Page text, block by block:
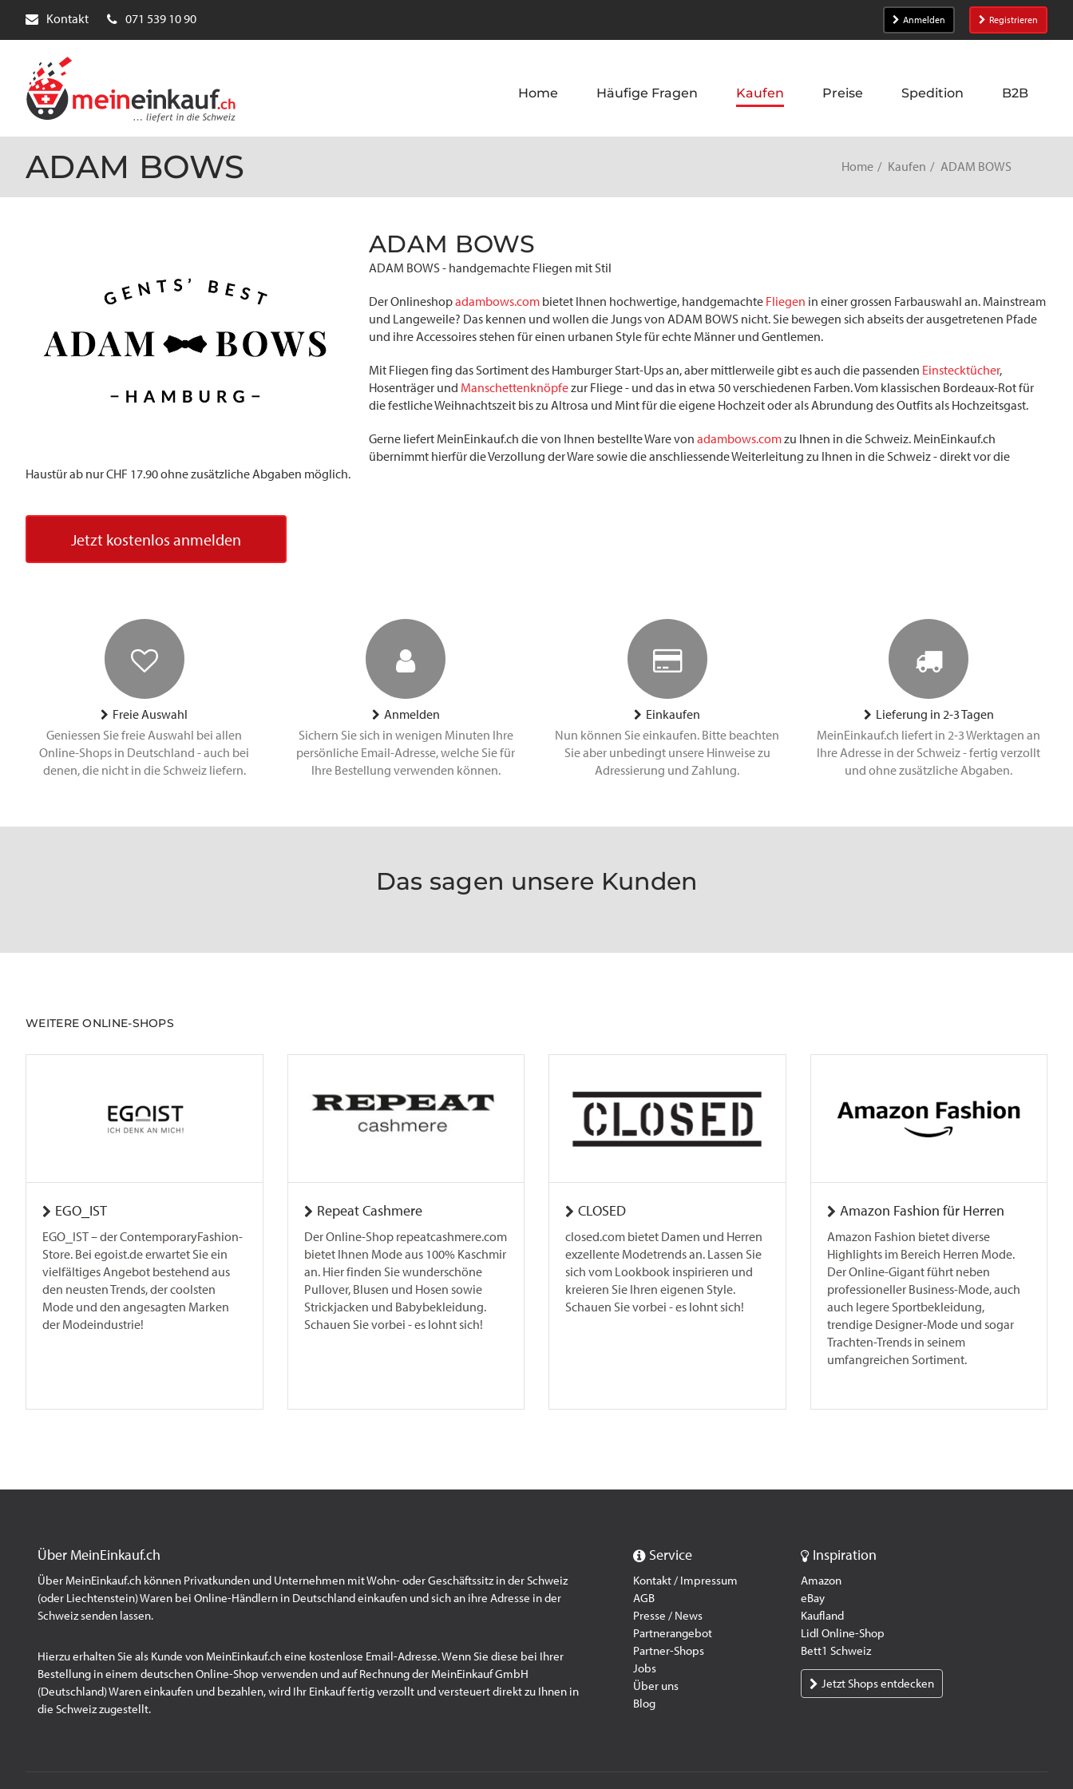
Kontakt 071 539 10 90 Anmelden Registrieren
Home Häufige Fragen Kaufen Preise Spedition B2B
ADAM BOWS Home Kaufen ADAM BOWS
ADAM BOWS
ADAM BOWS - handgemachte Fliegen mit Stil
Der Onlineshopadambows.com bietet Ihnen hochwertige, handgemachte Fliegen in einer grossen Farbauswahl an. Mainstream
und Langeweile? Das kennen und wollen die Jungs von ADAM BOWS nicht. Sie bewegen sich abseits der ausgetretenen Pfade
und ihre Accessoires stehen für einen urbanen Style für echte Männer und Gentlemen.
Mit Fliegen fing das Sortiment des Hamburger Start-Ups an, aber mittlerweile gibt es auch die passenden Einstecktücher,
Hosenträger und Manschettenknöpfezur Fliege - und das in etwa 50 verschiedenen Farben. Vom klassischen Bordeaux-Rot für
die festliche Weihnachtszeit bis zu Altrosa und Mint für die eigene Hochzeit oder als Abrundung des Outfits als Hochzeitsgast.
Gerne liefert MeinEinkauf.ch die von Ihnen bestellte Ware von adambows.comzu Ihnen in die Schweiz. MeinEinkauf.ch
übernimmt hierfür die Verzollung der Ware sowie die anschliessende Weiterleitung zu Ihnen in die Schweiz - direkt vor die
Haustür ab nur CHF 17.90 ohne zusätzliche Abgaben möglich.
Jetzt kostenlos anmelden
Freie Auswahl
Geniessen Sie freie Auswahl bei allen
Online-Shops in Deutschland - auch bei
denen, die nicht in die Schweiz liefern.
Anmelden
Sichern Sie sich in wenigen Minuten Ihre
persönliche Email-Adresse, welche Sie für
Ihre Bestellung verwenden können.
Einkaufen
Nun können Sie einkaufen. Bitte beachten
Sie aber unbedingt unsere Hinweise zu
Adressierung und Zahlung.
Lieferung in 2-3 Tagen
MeinEinkauf.ch liefert in 2-3 Werktagen an
Ihre Adresse in der Schweiz - fertig verzollt
und ohne zusätzliche Abgaben.
Das sagen unsere Kunden
WEITERE ONLINE-SHOPS
EGO_IST
EGO_IST – der ContemporaryFashion-
Store. Bei egoist.de erwartet Sie ein
vielfältiges Angebot bestehend aus
den neusten Trends, der coolsten
Mode und den angesagten Marken
der Modeindustrie!
Repeat Cashmere
Der Online-Shop repeatcashmere.com
bietet Ihnen Mode aus 100% Kaschmir
an. Hier finden Sie wunderschöne
Pullover, Blusen und Hosen sowie
Strickjacken und Babybekleidung.
Schauen Sie vorbei - es lohnt sich!
CLOSED
closed.com bietet Damen und Herren
exzellente Modetrends an. Lassen Sie
sich vom Lookbook inspirieren und
kreieren Sie Ihren eigenen Style.
Schauen Sie vorbei - es lohnt sich!
Amazon Fashion für Herren
Amazon Fashion bietet diverse
Highlights im Bereich Herren Mode.
Der Online-Gigant führt neben
professioneller Business-Mode, auch
auch legere Sportbekleidung,
trendige Designer-Mode und sogar
Trachten-Trends in seinem
umfangreichen Sortiment.
Über MeinEinkauf.ch
Über MeinEinkauf.ch können Privatkunden und Unternehmen mit Wohn- oder Geschäftssitz in der Schweiz
(oder Liechtenstein) Waren bei Online-Händlern in Deutschland einkaufen und sich an ihre Adresse in der
Schweiz senden lassen.
Hierzu erhalten Sie als Kunde von MeinEinkauf.ch eine kostenlose Email-Adresse. Wenn Sie diese bei Ihrer
Bestellung in einem deutschen Online-Shop verwenden und auf Rechnung der MeinEinkauf GmbH
(Deutschland) Waren einkaufen und bezahlen, wird Ihr Einkauf fertig verzollt und versteuert direkt zu Ihnen in
die Schweiz zugestellt.
Service
Kontakt / Impressum
AGB
Presse / News
Partnerangebot
Partner-Shops
Jobs
Über uns
Blog
Inspiration
Amazon
eBay
Kaufland
Lidl Online-Shop
Bett1 Schweiz
Jetzt Shops entdecken